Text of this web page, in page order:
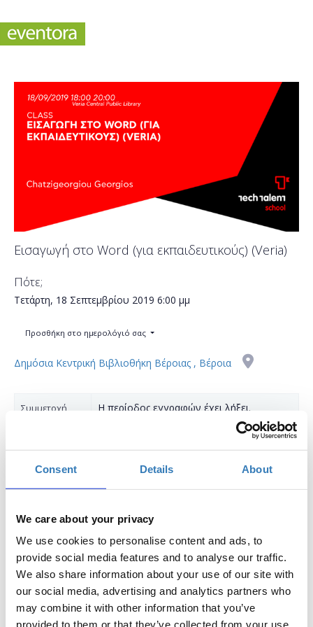
Consent Details About
We care about your privacy
We use cookies to personalise content and ads, to
provide social media features and to analyse our traffic.
We also share information about your use of our site with
our social media, advertising and analytics partners who
may combine it with other information that you’ve
provided to them or that they’ve collected from your use
Εισαγωγή στο Word (για εκπαιδευτικούς) (Veria)
Πότε;
Τετάρτη, 18 Σεπτεμβρίου 2019 6:00 μμ
Προσθήκη στο ημερολόγιό σας
Δημόσια Κεντρική Βιβλιοθήκη Βέροιας , Βέροια
Συμμετοχή Η περίοδος εγγραφών έχει λήξει.
Το σεμινάριο απευθύνεται σε εκπαιδευτικούς Α/
θμιας και Β/θμιας Εκπαίδευσης (Δημόσιας και
Ιδιωτικής), οι οποίοι επιθυμούν να εξοικειωθούν με
το πρόγραμμα επεξεργασίας κειμένου, Microsoft
Word. Εάν επιθυμείτε και εσείς να πληροφορηθείτε
για τον τρόπο με τον οποίο μπορείτε να